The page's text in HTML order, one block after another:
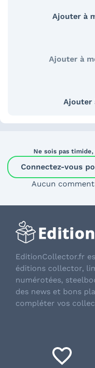
Ajouter à
Ajouter à
Ajouter
Ne sois pas timide,
Connectez-vous
Aucun
EditionCollector.fr
éditions collector,
numérotées,
des news et bons
compléter vos